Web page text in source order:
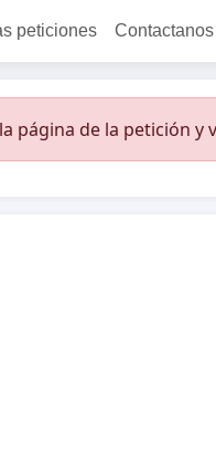
peticiones Contactanos
página de la petición y